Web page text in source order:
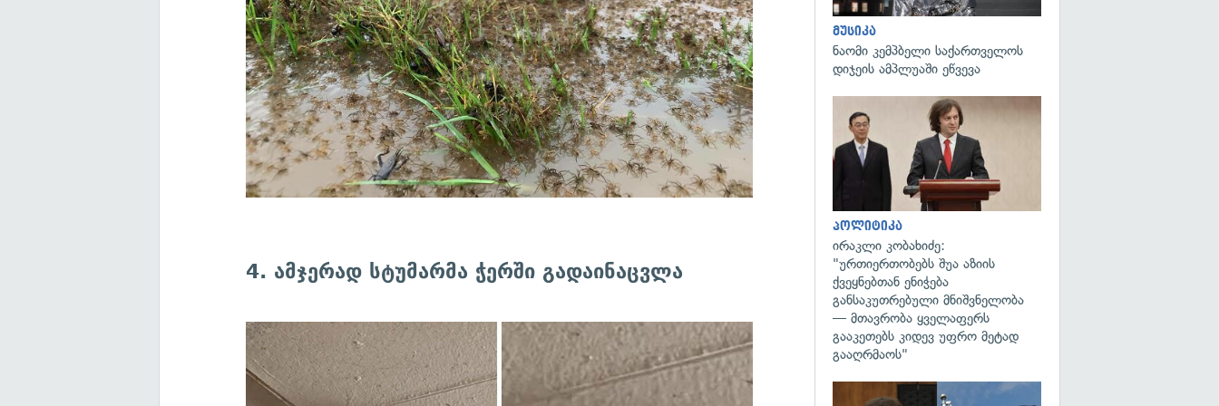
4. ამჯერად სტუმარმა ჭერში გადაინაცვლა
მუსიკა
ნაომი კემპბელი საქართველოს
დიჯეის ამპლუაში ეწვევა
პოლიტიკა
ირაკლი კობახიძე:
"ურთიერთობებს შუა აზიის
ქვეყნებთან ენიჭება
განსაკუთრებული მნიშვნელობა
— მთავრობა ყველაფერს
გააკეთებს კიდევ უფრო მეტად
გააღრმაოს"